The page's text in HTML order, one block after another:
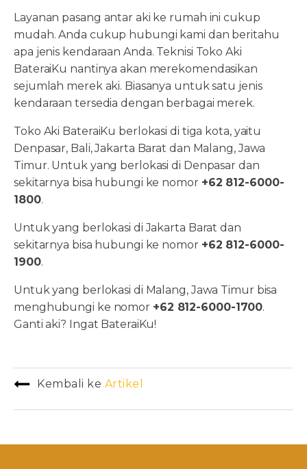
Layanan pasang antar aki ke rumah ini cukup
mudah. Anda cukup hubungi kami dan beritahu
apa jenis kendaraan Anda. Teknisi Toko Aki
BateraiKu nantinya akan merekomendasikan
sejumlah merek aki. Biasanya untuk satu jenis
kendaraan tersedia dengan berbagai merek.
Toko Aki BateraiKu berlokasi di tiga kota, yaitu
Denpasar, Bali, Jakarta Barat dan Malang, Jawa
Timur. Untuk yang berlokasi di Denpasar dan
sekitarnya bisa hubungi ke nomor +62 812-6000-
1800.
Untuk yang berlokasi di Jakarta Barat dan
sekitarnya bisa hubungi ke nomor +62 812-6000-
1900.
Untuk yang berlokasi di Malang, Jawa Timur bisa
menghubungi ke nomor +62 812-6000-1700.
Ganti aki? Ingat BateraiKu!
Kembali ke Artikel